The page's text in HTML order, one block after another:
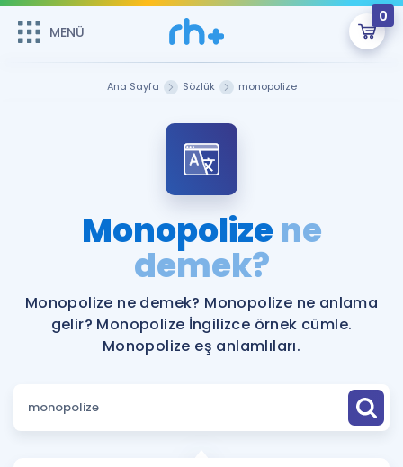
MENÜ
0
Şifremi Hatırlamıyorum
Sepetin Şu An Boş.
Remzi Hoca ile seni sınava hazırlayacak onlarca eğitim seni
bekliyor!
MENÜ
Katılımcı Görüşleri
Faydalı Araçlar
Ücretsiz Kaynaklar
Puan Hesaplama
İngilizce Gramer
Ana Sayfa Sözlük monopolize
Monopolizene
demek?
Monopolize ne demek? Monopolize ne anlama
gelir? Monopolize İngilizce örnek cümle.
Monopolize eş anlamlıları.